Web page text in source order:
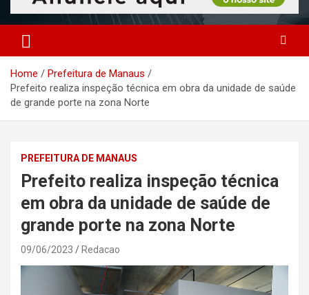
Home
Prefeitura de Manaus
Prefeito realiza inspeção técnica em obra da unidade de saúde
de grande porte na zona Norte
PREFEITURA DE MANAUS
Prefeito realiza inspeção técnica
em obra da unidade de saúde de
grande porte na zona Norte
09/06/2023 Redacao